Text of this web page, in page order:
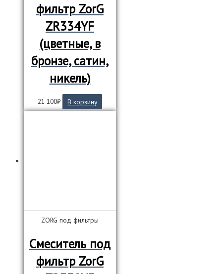
фильтр ZorG
ZR334YF
(цветные, в
бронзе, сатин,
никель)
21 100₽ В корзину
ZORG под фильтры
Смеситель под
фильтр ZorG